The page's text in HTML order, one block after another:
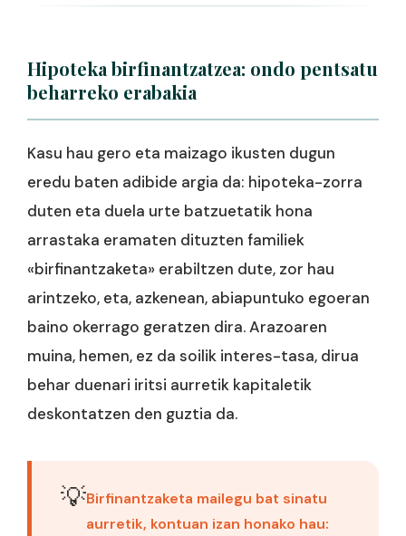
Hipoteka birfinantzatzea: ondo pentsatu
beharreko erabakia
Kasu hau gero eta maizago ikusten dugun
eredu baten adibide argia da: hipoteka-zorra
duten eta duela urte batzuetatik hona
arrastaka eramaten dituzten familiek
«birfinantzaketa» erabiltzen dute, zor hau
arintzeko, eta, azkenean, abiapuntuko egoeran
baino okerrago geratzen dira. Arazoaren
muina, hemen, ez da soilik interes-tasa, dirua
behar duenari iritsi aurretik kapitaletik
deskontatzen den guztia da.
💡Birfinantzaketa mailegu bat sinatu
aurretik, kontuan izan honako hau: